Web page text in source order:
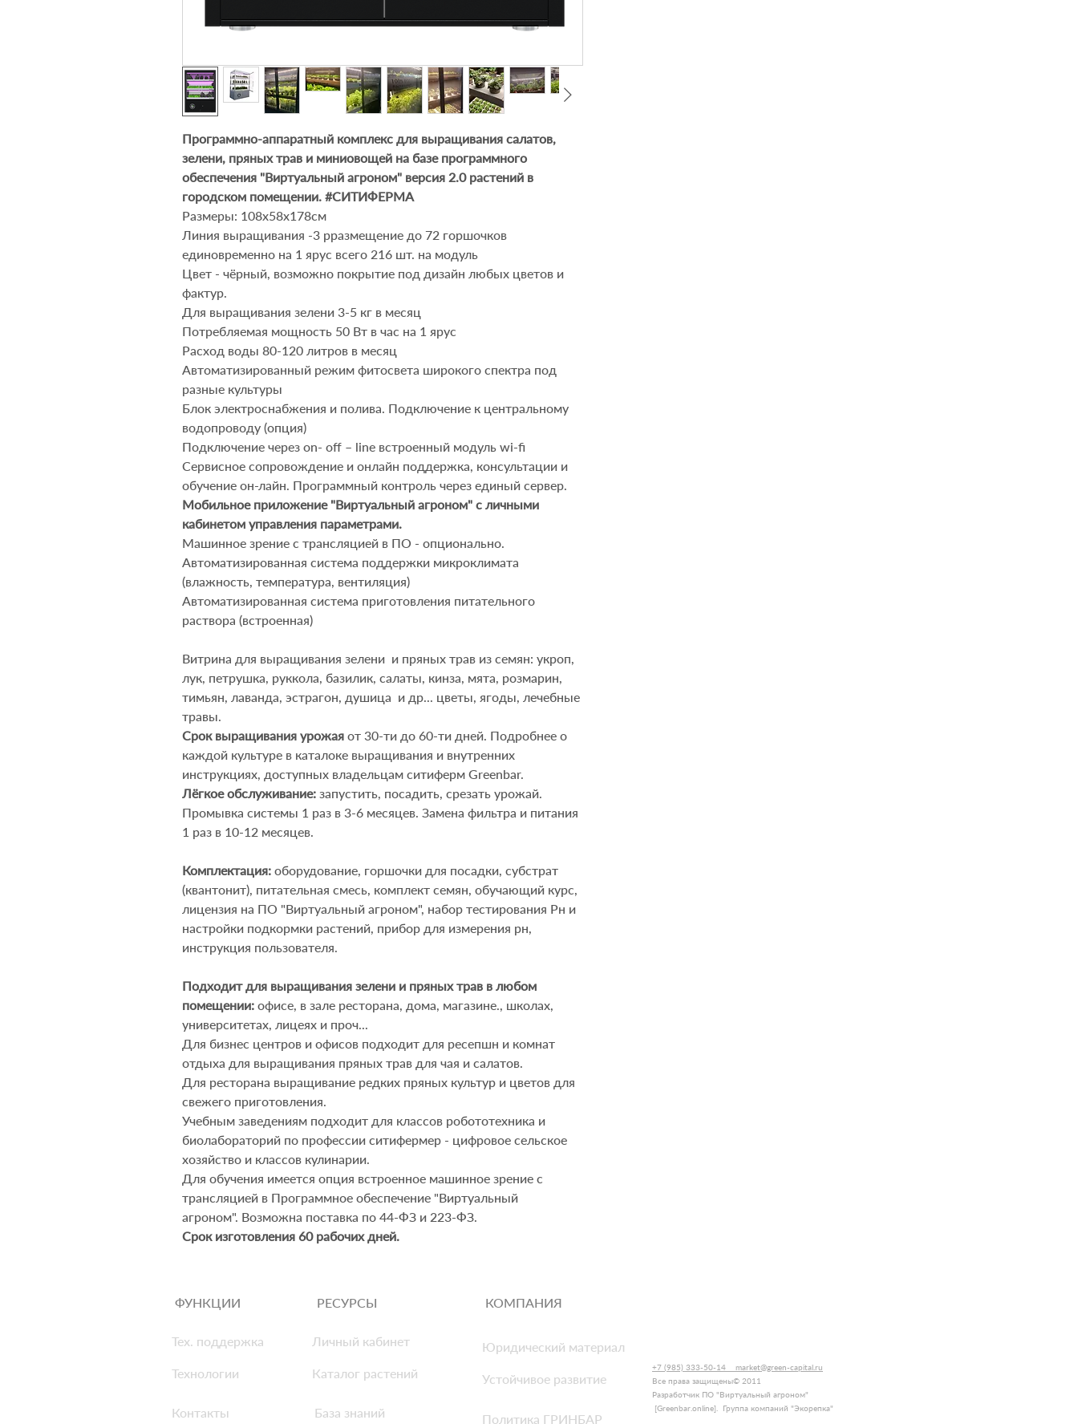
Программно-аппаратный комплекс для выращивания салатов,
зелени, пряных трав и миниовощей на базе программного
обеспечения "Виртуальный агроном" версия 2.0 растений в
городском помещении. #СИТИФЕРМА
Размеры: 108х58х178см
Линия выращивания -3 рразмещение до 72 горшочков
единовременно на 1 ярус всего 216 шт. на модуль
Цвет - чёрный , возможно покрытие под дизайн любых цветов и
фактур.
Для выращивания зелени 3-5 кг в месяц
Потребляемая мощность 50 Вт в час на 1 ярус
Расход воды 80-120 литров в месяц
Автоматизированный режим фитосвета широкого спектра под
разные культуры
Блок электроснабжения и полива Подключение к центральному
водопроводу (опция)
Подключение через on- off – line встроенный модуль wi-fi
Сервисное сопровождение и онлайн поддержка , консультации и
обучение он-лайн. Программный контроль через единый сервер
Мобильное приложение "Виртуальный агроном" с личными
кабинетом управления параметрами.
Машинное зрение с трансляцией в ПО - опционально
Автоматизированная система поддержки микроклимата
(влажность, температура, вентиляция)
Автоматизированная система приготовления питательного
раствора (встроенная)
Витрина для выращивания зелени и пряных трав из семян: укроп,
лук, петрушка , руккола , базилик, салаты , кинза, мята, розмарин,
тимьян, лаванда, эстрагон, душица и др ... цветы ягоды, лечебные
травы
Срок выращивания урожая от 30-ти до 60-ти дней. Подробнее о
каждой культуре в каталоке выращивания и внутренних
инструкциях, доступных владельцам ситиферм Greenbar.
Лёгкое обслуживание: запустить, посадить, срезать урожай.
Промывка системы 1 раз в 3-6 месяцев. Замена фильтра и питания
1 раз в 10-12 месяцев.
Комплектация: оборудование, горшочки для посадки, субстрат
(квантонит), питательная смесь, комплект семян, обучающий курс,
лицензия на ПО "Виртуальный агроном", набор тестирования Рн и
настройки подкормки растений, прибор для измерения рн,
инструкция пользователя.
Подходит для выращивания зелени и пряных трав в любом
помещении: офисе, в зале ресторана, дома, магазине.
, школах,
университетах, лицеях и проч...
Для бизнес центров и офисов подходит для ресепшн и комнат
отдыха для выращивания пряных трав для чая и салатов.
Для ресторана выращивание редких пряных культур и цветов для
свежего приготовления.
Учебным заведениям подходит для классов робототехника и
биолабораторий по профессии ситифермер - цифровое сельское
хозяйство и классов кулинарии
Для обучения имеется опция встроенное машинное зрение с
трансляцией в Программное обеспечение "Виртуальный
агроном". Возможна поставка по 44-ФЗ и 223-ФЗ.
Срок изготовления 60 рабочих дней.
ФУНКЦИИ
Тех. поддержка
Технологии
Контакты
РЕСУРСЫ
Личный кабинет
Каталог растений
База знаний
КОМПАНИЯ
Юридический материал
Устойчивое развитие
Политика ГРИНБАР
+7 (985) 333-50-14 market@green-capital.ru
Все права защищены© 2011
Разработчик ПО "Виртуальный агроном"
[Greenbar.online]. Группа компаний "Экорепка"